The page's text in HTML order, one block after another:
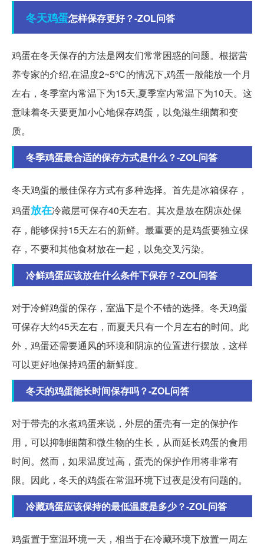
冬天鸡蛋怎样保存更好？-ZOL问答
鸡蛋在冬天保存的方法是网友们常常困惑的问题。根据营
养专家的介绍,在温度2~5℃的情况下,鸡蛋一般能放一个月
左右，冬季室内常温下为15天,夏季室内常温下为10天。这
意味着冬天要更加小心地保存鸡蛋，以免滋生细菌和变
质。
冬季鸡蛋最合适的保存方式是什么？-ZOL问答
冬天鸡蛋的最佳保存方式有多种选择。首先是冰箱保存，
鸡蛋放在冷藏层可保存40天左右。其次是放在阴凉处保
存，能够保持15天左右的新鲜。最重要的是鸡蛋要独立保
存，不要和其他食材放在一起，以免交叉污染。
冷鲜鸡蛋应该放在什么条件下保存？-ZOL问答
对于冷鲜鸡蛋的保存，室温下是个不错的选择。冬天鸡蛋
可保存大约45天左右，而夏天只有一个月左右的时间。此
外，鸡蛋还需要通风的环境和阴凉的位置进行摆放，这样
可以更好地保持鸡蛋的新鲜度。
冬天的鸡蛋能长时间保存吗？-ZOL问答
对于带壳的水煮鸡蛋来说，外层的蛋壳有一定的保护作
用，可以抑制细菌和微生物的生长，从而延长鸡蛋的食用
时间。然而，如果温度过高，蛋壳的保护作用将非常有
限。因此，冬天的鸡蛋在常温环境下过夜是没有问题的。
冷藏鸡蛋应该保持的最低温度是多少？-ZOL问答
鸡蛋置于室温环境一天，相当于在冷藏环境下放置一周左